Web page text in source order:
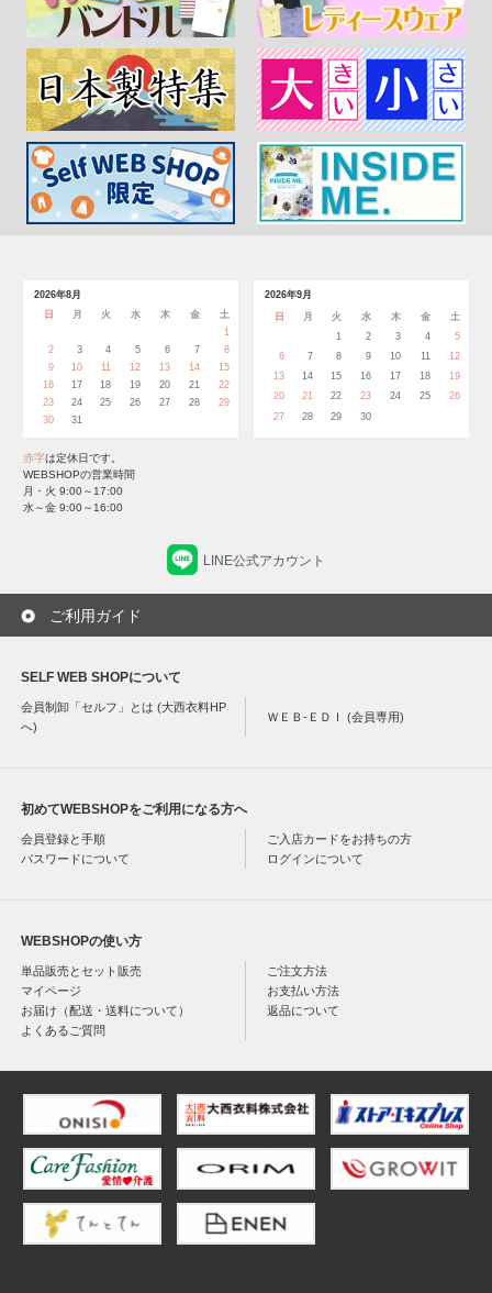
2026年8月
日
月 火 水 木 金
土
1
2
3 4 5 6 7
8
9
10 11 12 13 14
15
16
17 18 19 20 21
22
23
24 25 26 27 28
29
30
31
2026年9月
日
月 火 水 木 金
土
1
2 3 4
5
6
7 8 9 10 11
12
13
14 15 16 17 18
19
20
21 22 23 24 25
26
27
28 29 30
赤字は定休日です。
WEBSHOPの営業時間
月・火 9:00～17:00
水～金 9:00～16:00
LINE公式アカウント
ご利用ガイド
SELF WEB SHOPについて
会員制卸「セルフ」とは (大西衣料HP
へ)
ＷＥＢ-ＥＤＩ (会員専用)
初めてWEBSHOPをご利用になる方へ
会員登録と手順
ご入店カードをお持ちの方
パスワードについて
ログインについて
WEBSHOPの使い方
単品販売とセット販売
ご注文方法
マイページ
お支払い方法
お届け（配送・送料について）
返品について
よくあるご質問